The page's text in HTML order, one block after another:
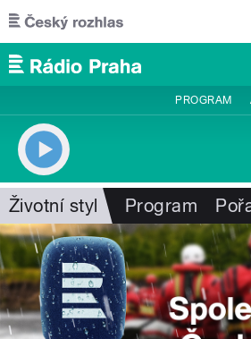
Přejít k hlavnímu obsahu
PROGRAM
Životní styl Program